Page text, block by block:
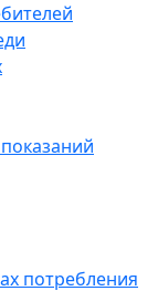
потребления